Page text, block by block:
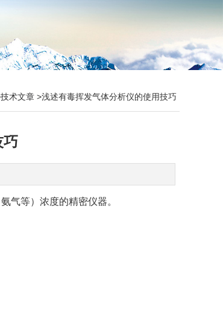
技术文章 >浅述有毒挥发气体分析仪的使用技巧
巧
等）浓度的精密仪器。